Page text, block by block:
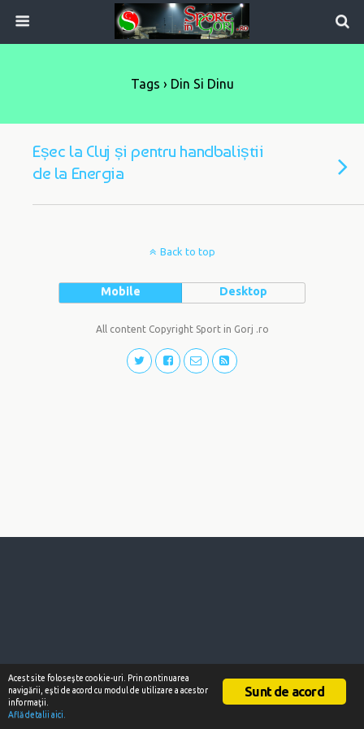
Tags › Din Si Dinu
Eșec la Cluj și pentru handbaliștii
de la Energia
Back to top
Mobile Desktop
All content Copyright Sport in Gorj .ro
Sunt de acord
Acest site foloseşte cookie-uri. Prin continuarea
navigării, eşti de acord cu modul de utilizare a acestor
informaţii.
Află detalii aici.